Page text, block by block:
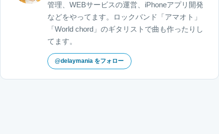
管理、WEBサービスの運営、iPhoneアプリ開発
などをやってます。ロックバンド「アマオト」
「World chord」のギタリストで曲も作ったりし
てます。
@delaymania をフォロー